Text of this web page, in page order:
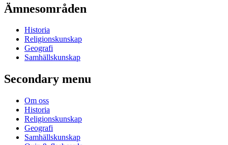
Ämnesområden
Historia
Religionskunskap
Geografi
Samhällskunskap
Secondary menu
Om oss
Historia
Religionskunskap
Geografi
Samhällskunskap